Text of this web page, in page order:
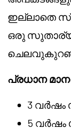
ഇല്ലാതെ
ഒരു
പ്രധാന
3 വർഷം
5 വർഷം